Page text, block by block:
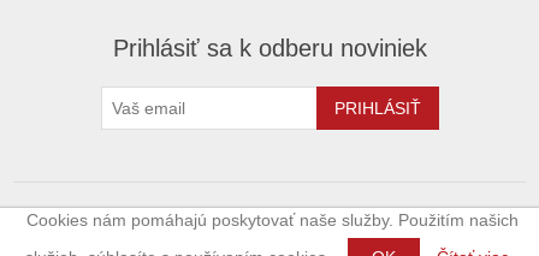
Prihlásiť sa k odberu noviniek
Copyright © 2026 xoffroad.sk. Všetky práva vyhradené.
Powered by
nopCommerce
Cookies nám pomáhajú poskytovať naše služby. Použitím našich